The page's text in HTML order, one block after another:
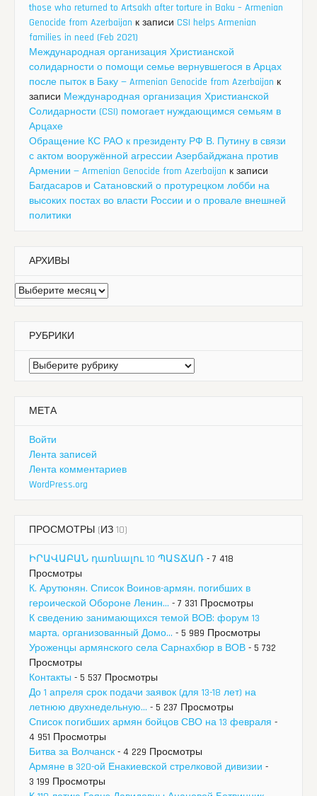
those who returned to Artsakh after torture in Baku – Armenian
Genocide from Azerbaijan к записи CSI helps Armenian
families in need (Feb 2021)
Международная организация Христианской
солидарности о помощи семье вернувшегося в Арцах
после пыток в Баку — Armenian Genocide from Azerbaijan к
записи Международная организация Христианской
Солидарности (CSI) помогает нуждающимся семьям в
Арцахе
Обращение КС РАО к президенту РФ В. Путину в связи
с актом вооружённой агрессии Азербайджана против
Армении — Armenian Genocide from Azerbaijan к записи
Багдасаров и Сатановский о протурецком лобби на
высоких постах во власти России и о провале внешней
политики
АРХИВЫ
Архивы
РУБРИКИ
Рубрики
МЕТА
Войти
Лента записей
Лента комментариев
WordPress.org
ПРОСМОТРЫ (ИЗ 10)
ԻՐԱՎԱԲԱՆ դառնալու 10 ՊԱՏՃԱՌ - 7 418
Просмотры
К. Арутюнян. Список Воинов-армян, погибших в
героической Обороне Ленин... - 7 331 Просмотры
К сведению занимающихся темой ВОВ: форум 13
марта, организованный Домо... - 5 989 Просмотры
Уроженцы армянского села Сарнахбюр в ВОВ - 5 732
Просмотры
Контакты - 5 537 Просмотры
До 1 апреля срок подачи заявок (для 13-18 лет) на
летнюю двухнедельную... - 5 237 Просмотры
Список погибших армян бойцов СВО на 13 февраля -
4 951 Просмотры
Битва за Волчанск - 4 229 Просмотры
Армяне в 320-ой Енакиевской стрелковой дивизии -
3 199 Просмотры